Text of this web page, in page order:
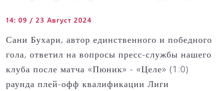
14: 09 / 23 Август 2024
Сани Бухари, автор единственного и победного
гола, ответил на вопросы пресс-службы нашего
клуба после матча «Пюник» - «Целе» (1:0)
раунда плей-офф квалификации Лиги